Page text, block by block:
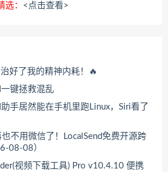
： <点击查看>
好了我的精神内耗！🔥
键拯救混乱
手居然能在手机里跑Linux，Siri看了
不用微信了！LocalSend免费开源跨
08-08）
视频下载工具) Pro v10.4.10 便携